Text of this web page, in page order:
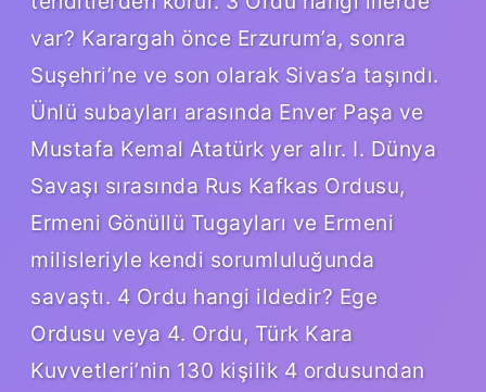
var? Karargah önce Erzurum’a, sonra
Suşehri’ne ve son olarak Sivas’a taşındı.
Ünlü subayları arasında Enver Paşa ve
Mustafa Kemal Atatürk yer alır. I. Dünya
Savaşı sırasında Rus Kafkas Ordusu,
Ermeni Gönüllü Tugayları ve Ermeni
milisleriyle kendi sorumluluğunda
savaştı. 4 Ordu hangi ildedir? Ege
Ordusu veya 4. Ordu, Türk Kara
Kuvvetleri’nin 130 kişilik 4 ordusundan